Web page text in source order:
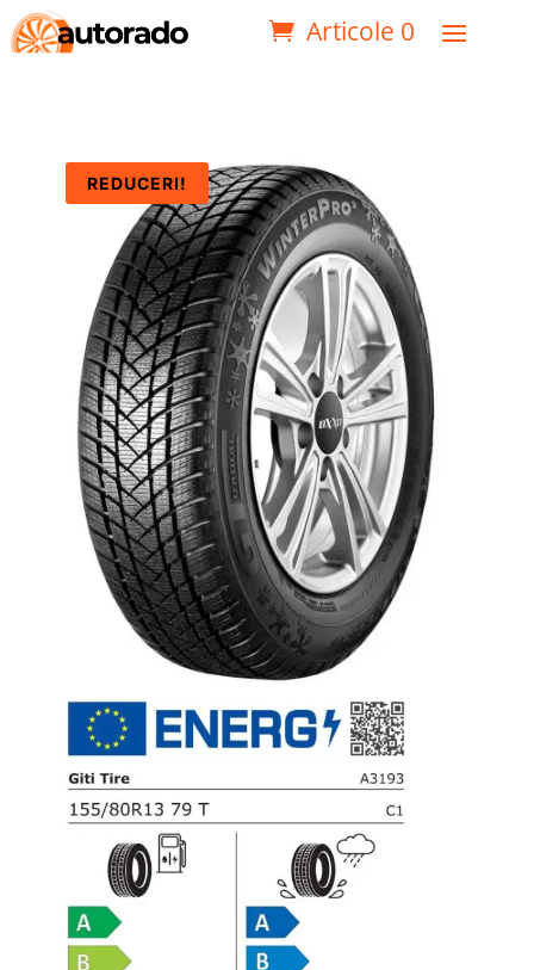
Articole 0
REDUCERI!